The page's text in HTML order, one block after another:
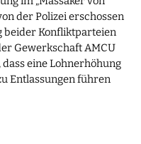
der Polizei erschossen
beider Konfliktparteien
Gewerkschaft AMCU
eine Lohnerhöhung
Entlassungen führen